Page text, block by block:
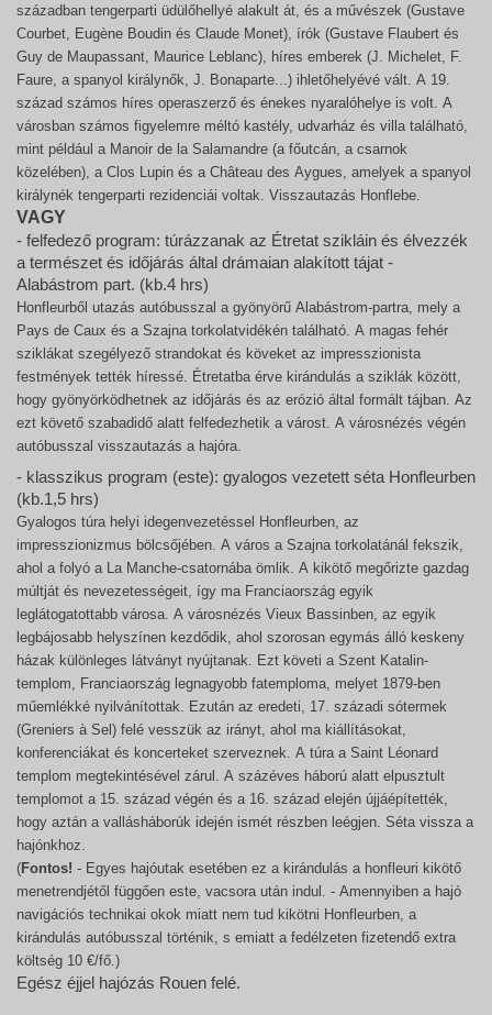
században tengerparti üdülőhellyé alakult át, és a művészek (Gustave
Courbet, Eugène Boudin és Claude Monet), írók (Gustave Flaubert és
Guy de Maupassant, Maurice Leblanc), híres emberek (J. Michelet, F.
Faure, a spanyol királynők, J. Bonaparte...) ihletőhelyévé vált. A 19.
század számos híres operaszerző és énekes nyaralóhelye is volt. A
városban számos figyelemre méltó kastély, udvarház és villa található,
mint például a Manoir de la Salamandre (a főutcán, a csarnok
közelében), a Clos Lupin és a Château des Aygues, amelyek a spanyol
királynék tengerparti rezidenciái voltak. Visszautazás Honflebe.
VAGY
- felfedező program: túrázzanak az Étretat szikláin és élvezzék
a természet és időjárás által drámaian alakított tájat -
Alabástrom part. (kb.4 hrs)
Honfleurből utazás autóbusszal a gyönyörű Alabástrom-partra, mely a
Pays de Caux és a Szajna torkolatvidékén található. A magas fehér
sziklákat szegélyező strandokat és köveket az impresszionista
festmények tették híressé. Étretatba érve kirándulás a sziklák között,
hogy gyönyörködhetnek az időjárás és az erózió által formált tájban. Az
ezt követő szabadidő alatt felfedezhetik a várost. A városnézés végén
autóbusszal visszautazás a hajóra.
- klasszikus program (este): gyalogos vezetett séta Honfleurben
(kb.1,5 hrs)
Gyalogos túra helyi idegenvezetéssel Honfleurben, az
impresszionizmus bölcsőjében. A város a Szajna torkolatánál fekszik,
ahol a folyó a La Manche-csatornába ömlik. A kikötő megőrizte gazdag
múltját és nevezetességeit, így ma Franciaország egyik
leglátogatottabb városa. A városnézés Vieux Bassinben, az egyik
legbájosabb helyszínen kezdődik, ahol szorosan egymás álló keskeny
házak különleges látványt nyújtanak. Ezt követi a Szent Katalin-
templom, Franciaország legnagyobb fatemploma, melyet 1879-ben
műemlékké nyilvánítottak. Ezután az eredeti, 17. századi sótermek
(Greniers à Sel) felé vesszük az irányt, ahol ma kiállításokat,
konferenciákat és koncerteket szerveznek. A túra a Saint Léonard
templom megtekintésével zárul. A százéves háború alatt elpusztult
templomot a 15. század végén és a 16. század elején újjáépítették,
hogy aztán a vallásháborúk idején ismét részben leégjen. Séta vissza a
hajónkhoz.
(Fontos! - Egyes hajóutak esetében ez a kirándulás a honfleuri kikötő
menetrendjétől függően este, vacsora után indul. - Amennyiben a hajó
navigációs technikai okok miatt nem tud kikötni Honfleurben, a
kirándulás autóbusszal történik, s emiatt a fedélzeten fizetendő extra
költség 10 €/fő.)
Egész éjjel hajózás Rouen felé.